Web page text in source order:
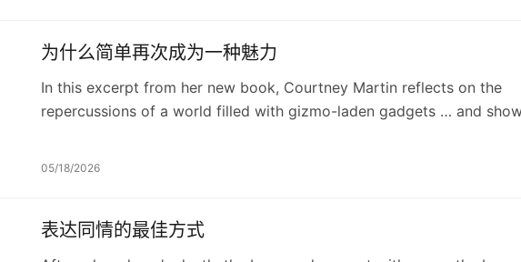
为什么简单再次成为一种魅力
In this excerpt from her new book, Courtney Martin reflects on the
repercussions of a world filled with gizmo-laden gadgets … and
05/18/2026
表达同情的最佳方式